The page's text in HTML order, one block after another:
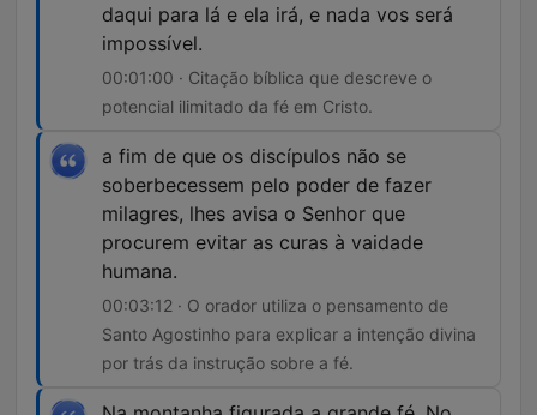
daqui para lá e ela irá, e nada vos será
impossível.
00:01:00 · Citação bíblica que descreve o
potencial ilimitado da fé em Cristo.
a fim de que os discípulos não se
soberbecessem pelo poder de fazer
milagres, lhes avisa o Senhor que
procurem evitar as curas à vaidade
humana.
00:03:12 · O orador utiliza o pensamento de
Santo Agostinho para explicar a intenção divina
por trás da instrução sobre a fé.